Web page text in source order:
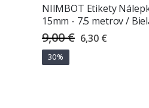
NIIMBOT Etikety
15mm - 7.5 metrov /
9,00 € Special
Price
6,30 €
30%